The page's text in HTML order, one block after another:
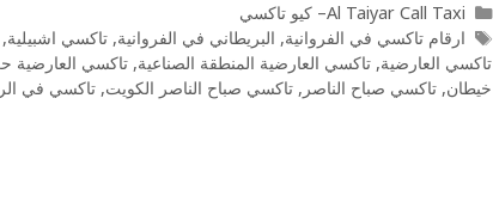
Al Taiyar Call Taxi– كيو تاكسي
ارقام تاكسي في الفروانية, البريطاني في الفروانية, تاكسي اشبيلية,
تاكسي العارضية, تاكسي العارضية المنطقة الصناعية, تاكسي العارضية
خيطان, تاكسي صباح الناصر , تاكسي صباح الناصر الكويت, تاكسي في